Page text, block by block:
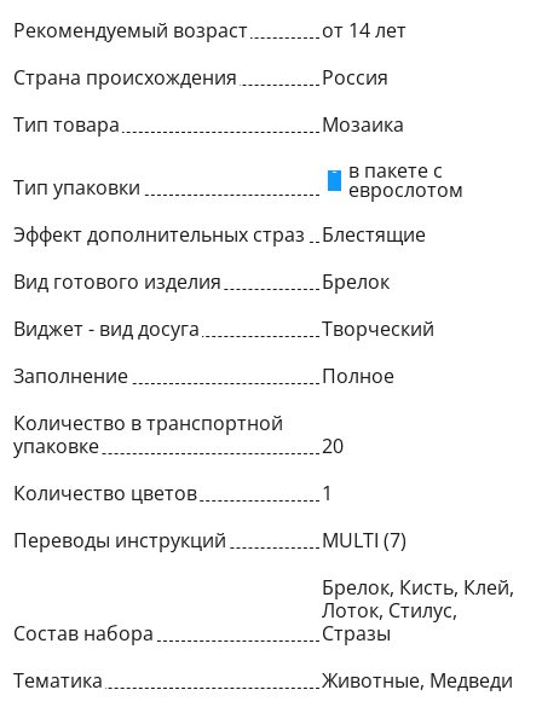
Рекомендуемый возраст
от 14 лет
Страна происхождения
Россия
Тип товара
Мозаика
Тип упаковки
в пакете с
еврослотом
Эффект дополнительных страз
Блестящие
Вид готового изделия
Брелок
Виджет - вид досуга
Творческий
Заполнение
Полное
Количество в транспортной
упаковке
20
Количество цветов
1
Переводы инструкций
MULTI (7)
Состав набора
Брелок, Кисть, Клей,
Лоток, Стилус,
Стразы
Тематика
Животные, Медведи